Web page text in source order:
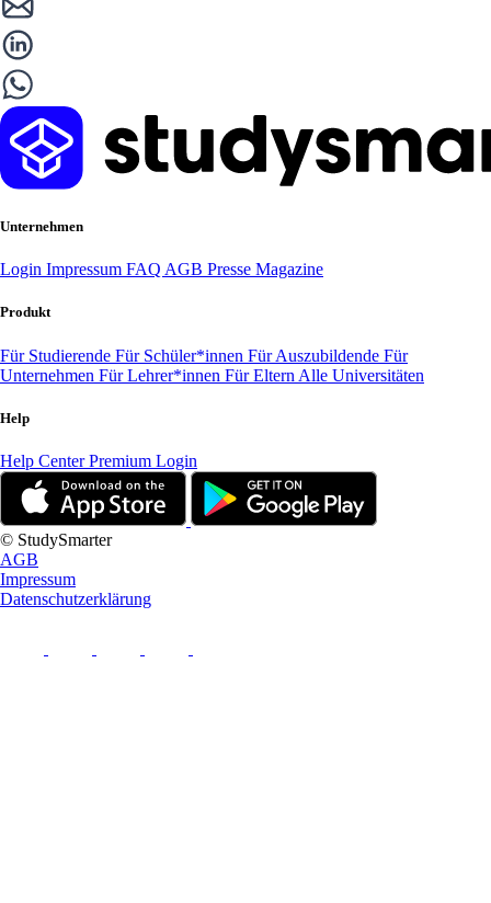
Unternehmen
Login Impressum FAQ AGB Presse Magazine
Produkt
Für Studierende Für Schüler*innen Für Auszubildende Für
Unternehmen Für Lehrer*innen Für Eltern Alle Universitäten
Help
Help CenterPremium Login
© StudySmarter
AGB
Impressum
Datenschutzerklärung